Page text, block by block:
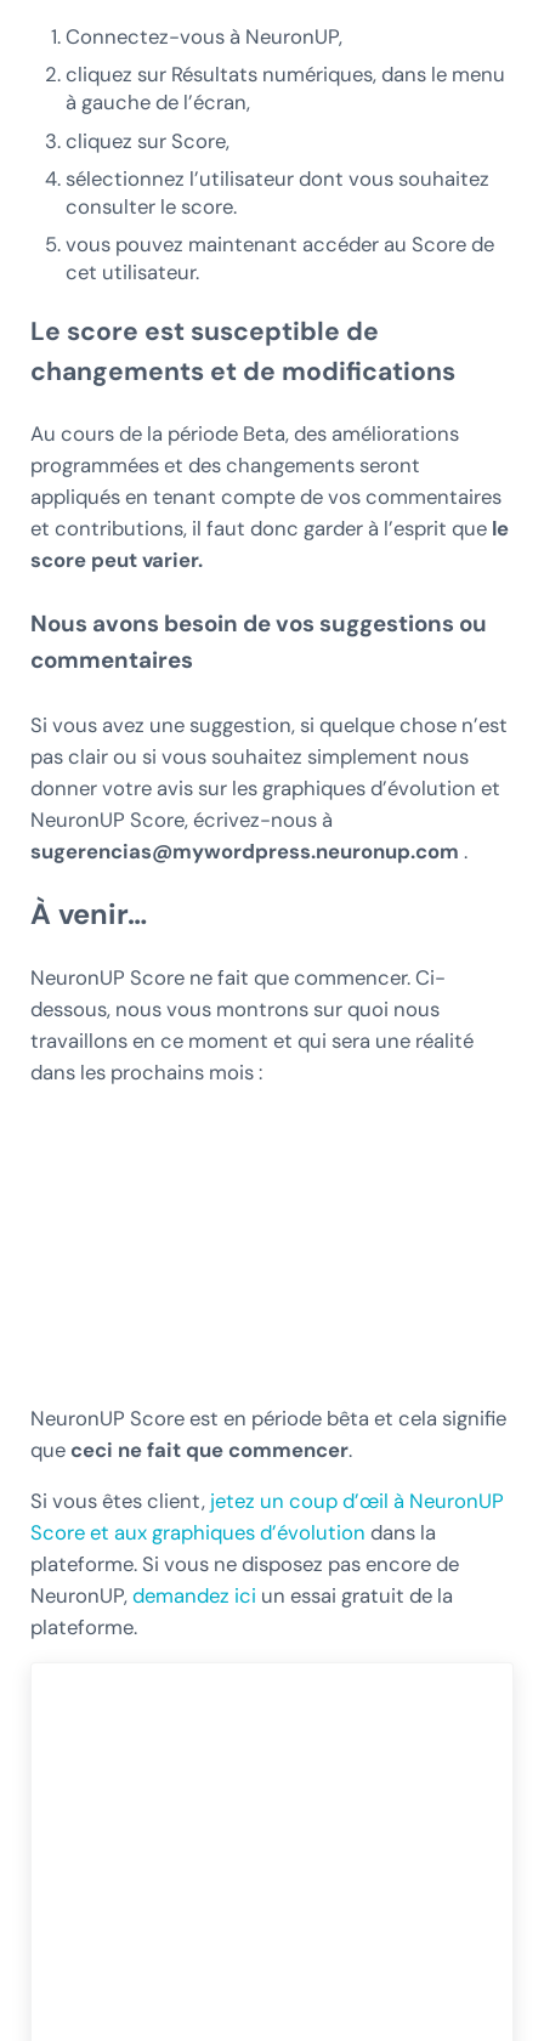
Connectez-vous à NeuronUP,
cliquez sur Résultats numériques, dans le menu
à gauche de l’écran,
cliquez sur Score,
sélectionnez l’utilisateur dont vous souhaitez
consulter le score.
vous pouvez maintenant accéder au Score de
cet utilisateur.
Le score est susceptible de
changements et de modifications
Au cours de la période Beta, des améliorations
programmées et des changements seront
appliqués en tenant compte de vos commentaires
et contributions, il faut donc garder à l’esprit quele
score peut varier.
Nous avons besoin de vos suggestions ou
commentaires
Si vous avez une suggestion, si quelque chose n’est
pas clair ou si vous souhaitez simplement nous
donner votre avis sur les graphiques d’évolution et
NeuronUP Score, écrivez-nous à
sugerencias@mywordpress.neuronup.com .
À venir…
NeuronUP Score ne fait que commencer. Ci-
dessous, nous vous montrons sur quoi nous
travaillons en ce moment et qui sera une réalité
dans les prochains mois :
NeuronUP Score est en période bêta et cela signifie
que ceci ne fait que commencer.
Si vous êtes client, jetez un coup d’œil à NeuronUP
Score et aux graphiques d’évolution dans la
plateforme. Si vous ne disposez pas encore de
NeuronUP,demandez ici un essai gratuit de la
plateforme.